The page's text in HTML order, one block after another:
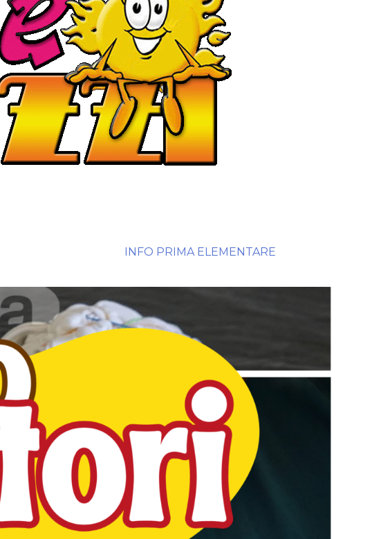
INFO PRIMA ELEMENTARE